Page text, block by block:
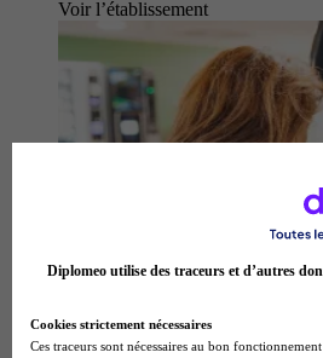
Voir l’établissement
Diplomeo utilise des traceurs et d’autres
Cookies strictement nécessaires
Ces traceurs sont nécessaires au bon